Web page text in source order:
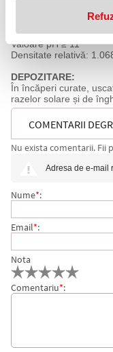
CARACTERISTICI
Aspect: Lichid omogen
Culoare: incolor
Valoare pH ≥ 11
Densitate relativă:
DEPOZITARE:
În încăperi curate,
razelor solare și de
COMENTARII
Nu exista comentarii. Fii
Adresa de e-mail
Nume*:
Email*:
Nota
Comentariu*: